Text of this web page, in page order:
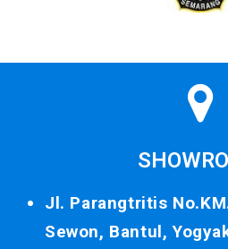
Jl. Parangtritis
Sewon, Bantul,